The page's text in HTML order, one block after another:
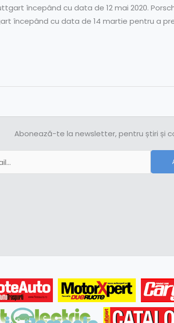
începând cu data de 12 mai 2020.
începând cu data de 14 martie pentru a
Abonează-te la newsletter, pentru știri și